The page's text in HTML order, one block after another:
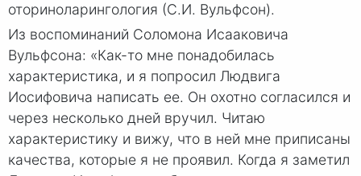
оториноларингология (С.И. Вульфсон).
Из воспоминаний Соломона Исааковича
Вульфсона: «Как-то мне понадобилась
характеристика, и я попросил Людвига
Иосифовича написать ее. Он охотно согласился и
через несколько дней вручил. Читаю
характеристику и вижу, что в ней мне приписаны
качества, которые я не проявил. Когда я заметил